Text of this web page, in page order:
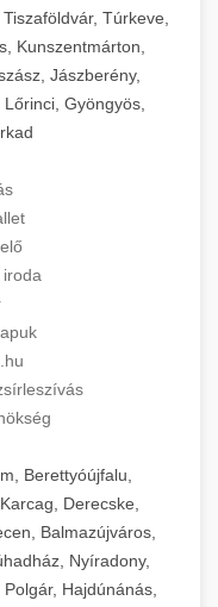
Túrkeve,
Kunszentmárton,
Jászberény,
Gyöngyös,
Berettyóújfalu,
Derecske,
Balmazújváros,
Nyíradony,
Hajdúnánás,